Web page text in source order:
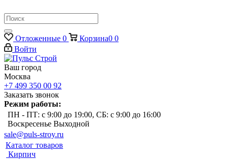
Отложенные 0 Корзина0 0
Войти
Ваш город
Москва
+7 499 350 00 92
Заказать звонок
Режим работы:
ПН - ПТ: с 9:00 до 19:00, СБ: с 9:00 до 16:00
Воскресенье Выходной
sale@puls-stroy.ru
Каталог товаров
Кирпич